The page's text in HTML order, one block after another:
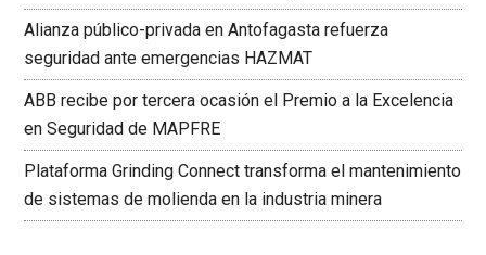
Alianza público-privada en Antofagasta refuerza
seguridad ante emergencias HAZMAT
ABB recibe por tercera ocasión el Premio a la Excelencia
en Seguridad de MAPFRE
Plataforma Grinding Connect transforma el mantenimiento
de sistemas de molienda en la industria minera